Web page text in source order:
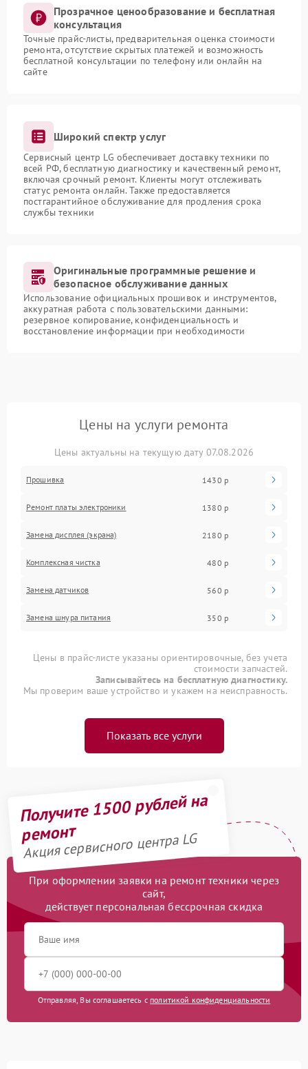
Прозрачное ценообразование и бесплатная
консультация
Точные прайс-листы, предварительная оценка стоимости
ремонта, отсутствие скрытых платежей и возможность
бесплатной консультации по телефону или онлайн на
сайте
Широкий спектр услуг
Сервисный центр LG обеспечивает доставку техники по
всей РФ, бесплатную диагностику и качественный ремонт,
включая срочный ремонт. Клиенты могут отслеживать
статус ремонта онлайн. Также предоставляется
постгарантийное обслуживание для продления срока
службы техники
Оригинальные программные решение и
безопасное обслуживание данных
Использование официальных прошивок и инструментов,
аккуратная работа с пользовательскими данными:
резервное копирование, конфиденциальность и
восстановление информации при необходимости
Цены на услуги ремонта
Цены актуальны на текущую дату 07.08.2026
Прошивка 1430 р
Ремонт платы электроники 1380 р
Замена дисплея (экрана) 2180 р
Комплексная чистка 480 р
Замена датчиков 560 р
Замена шнура питания 350 р
Цены в прайс-листе указаны ориентировочные, без учета
стоимости запчастей.
Записывайтесь на бесплатную диагностику.
Мы проверим ваше устройство и укажем на неисправность.
Показать все услуги
Получите 1500 рублей на
ремонт
Акция сервисного центра LG
При оформлении заявки на ремонт техники через
сайт,
действует персональная бессрочная скидка
Отправляя, Вы соглашаетесь с политикой конфиденциальности